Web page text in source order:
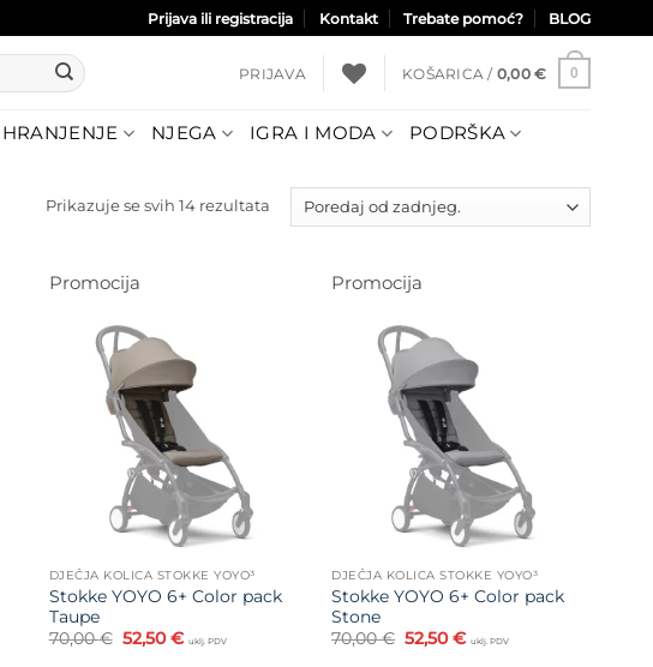
Prijava ili registracija Kontakt Trebate pomoć? BLOG
PRIJAVA KOŠARICA / 0,00 € 0
HRANJENJE NJEGA IGRA I MODA PODRŠKA
Prikazuje se svih 14 rezultata Poredano
Promocija
DJEČJA KOLICA STOKKE YOYO³
Stokke YOYO 6+ Color pack
Taupe
70,00€ Izvorna
cijena
52,50€Trenutna
cijena
uklj. PDV
Promocija
DJEČJA KOLICA STOKKE YOYO³
Stokke YOYO 6+ Color pack
Stone
70,00€ Izvorna
cijena
52,50€Trenutna
cijena
uklj. PDV